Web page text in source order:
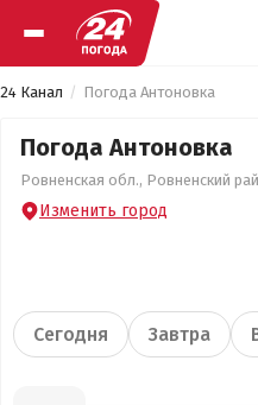
24 Канал Погода Антоновка
Погода Антоновка
Ровненская обл., Ровненский
Изменить город
Сегодня Завтра